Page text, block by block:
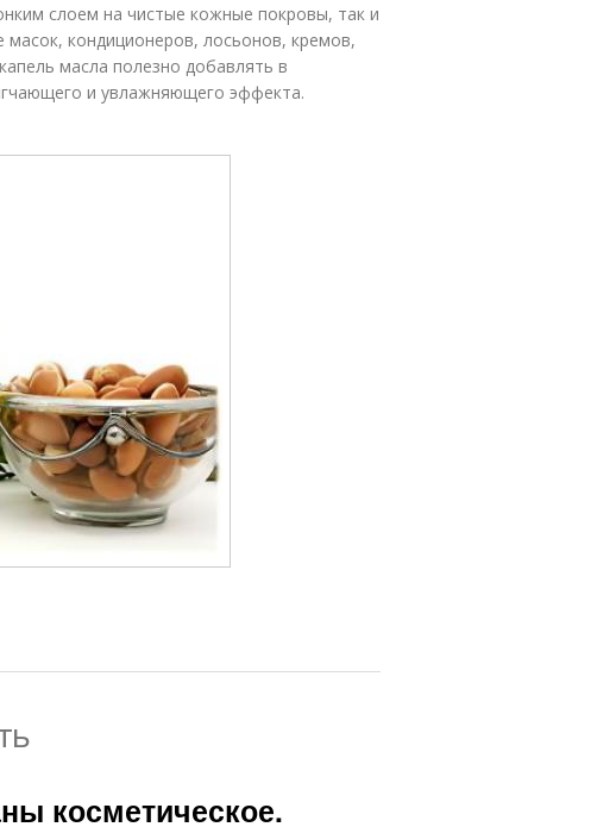
слоем на чистые кожные покровы, так и
масок, кондиционеров, лосьонов, кремов,
масла полезно добавлять в
и увлажняющего эффекта.
косметическое.